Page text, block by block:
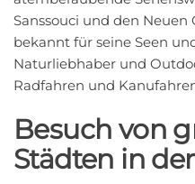
Sanssouci und den
bekannt für seine Seen
Naturliebhaber und
Radfahren und
Besuch von
Städten in